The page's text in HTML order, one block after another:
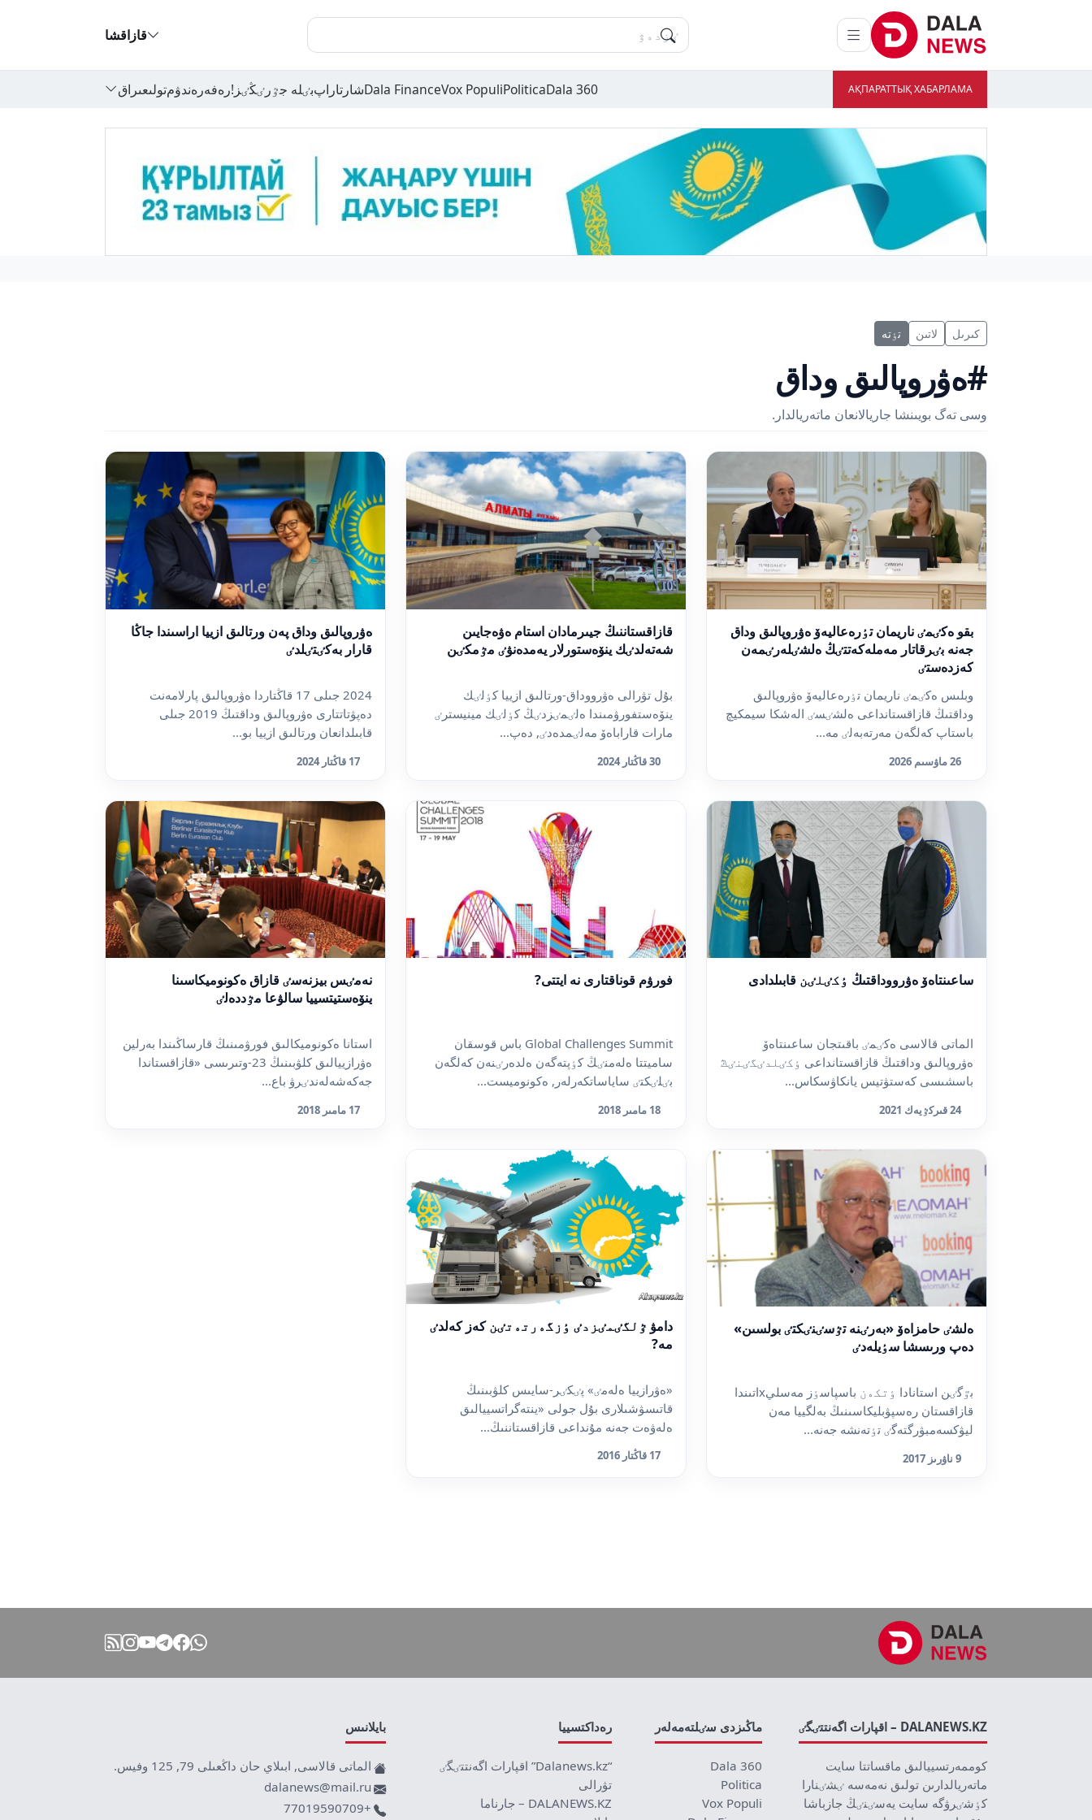
قازاقشا
АҚПАРАТТЫҚ ХАБАРЛАМА
Dala 360
Politica
Vox Populi
Dala Financeشارتاراپبٸلە جٷرٸڭٸز!رەفەرەندۋمتولىعىراق
كىرىل لاتىن تٶتە
#ەۋروپالىق وداق
وسى تەگ بويىنشا جاريالانعان ماتەريالدار.
بقو ەكٸمٸ ناريمان تٶرەعاليەۆ ەۋروپالىق وداق
جەنە بٸرقاتار مەملەكەتتٸڭ ەلشٸلەرٸمەن
كەزدەستٸ
وبلىس ەكٸمٸ ناريمان تٶرەعاليەۆ ەۋروپالىق
وداقتىڭ قازاقستانداعى ەلشٸسٸ الەشكا سيمكيچ
باستاپ كەلگەن مەرتەبەلٸ مە...
26 ماۋسىم 2026
قازاقستاننىڭ جيىرمادان استام ەۋەجايىن
شەتەلدٸك ينۆەستورلار يەمدەنۋٸ مٷمكٸن
بۇل تۋرالى ەۋرووداق-ورتالىق ازييا كٶلٸك
ينۆەستفورۋمىندا ەلٸمٸزدٸڭ كٶلٸك مينيسترٸ
مارات قاراباەۆ مەلٸمدەدٸ, دەپ...
30 قاڭتار 2024
ەۋروپالىق وداق پەن ورتالىق ازييا اراسىندا جاڭا
قارار بەكٸتٸلدٸ
2024 جىلى 17 قاڭتاردا ەۋروپالىق پارلامەنت
دەپۋتاتتارى ەۋروپالىق وداقتىڭ 2019 جىلى
قابىلدانعان ورتالىق ازييا بو...
17 قاڭتار 2024
ساعىنتاەۆ ەۋرووداقتىڭ ٶكٸلٸن قابىلدادى
الماتى قالاسى ەكٸمٸ باقىتجان ساعىنتاەۆ
ەۋروپالىق وداقتىڭ قازاقستانداعى ٶكٸلدٸگٸنٸڭ
باسشىسى كەستۋتيس يانكاۋسكاس...
24 قىركٷيەك 2021
فورۋم قوناقتارى نە ايتتى?
Global Challenges Summit باس قوسقان
ساميتتا ەلەمنٸڭ كٶپتەگەن ەلدەرٸنەن كەلگەن
بٸلٸكتٸ ساياساتكەرلەر, ەكونوميست...
18 مامىر 2018
نەمٸس بيزنەسٸ قازاق ەكونوميكاسىنا
ينۆەستيتسييا سالۋعا مٷددەلٸ
استانا ەكونوميكالىق فورۋمىنىڭ قارساڭىندا بەرلين
ەۋرازييالىق كلۋبىنىڭ 23-وتىرىسى «قازاقستاندا
جەكەشەلەندٸرۋ باع...
17 مامىر 2018
ەلشٸ حامزاەۆ «بەرٸنە تٷسٸنٸكتٸ بولسىن»
دەپ ورىسشا سٶيلەدٸ
بٷگٸن استانادا ٶتكەن باسپاسٶز مەسليxاتىندا
قازاقستان رەسپۋبليكاسىنىڭ بەلگييا مەن
ليۋكسەمبۋرگتەگٸ تٶتەنشە جەنە...
9 ناۋرىز 2017
دامۋ ٷلگٸمٸزدٸ ٶزگەرتەتٸن كەز كەلدٸ
مە?
«ەۋرازييا ەلەمٸ» پٸكٸر-سايىس كلۋبىنىڭ
قاتىسۋشىلارى بۇل جولى «ينتەگراتسييالىق
ەلەۋەت جەنە مۇنداعى قازاقستاننىڭ...
17 قاڭتار 2016
DALANEWS.KZ – اقپارات اگەنتتٸگٸ
كوممەرتسييالىق ماقساتتا سايت
ماتەريالدارىن تولىق نەمەسە ٸشٸنارا
كٶشٸرۋگە سايت يەسٸنٸڭ جازباشا
ماڭىزدى سٸلتەمەلەر
Dala 360
Politica
Vox Populi
رەداكتسييا
“Dalanews.kz” اقپارات اگەنتتٸگٸ
تۋرالى
DALANEWS.KZ – جارناما
بايلانىس
الماتى قالاسى, ابىلاي حان داڭعىلى 79, 125 وفيس.
dalanews@mail.ru
+77019590709